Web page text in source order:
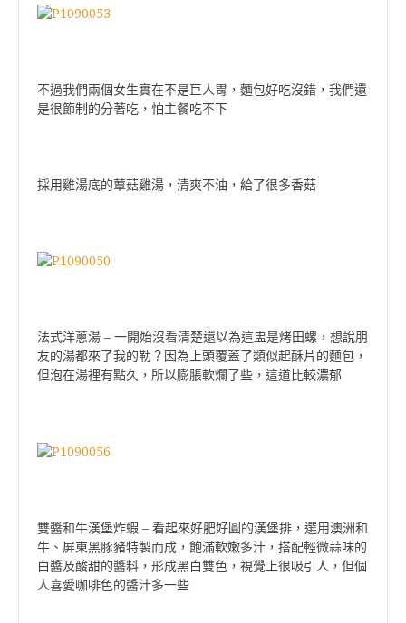
不過我們兩個女生實在不是巨人胃，麵包好吃沒錯，我們還
是很節制的分著吃，怕主餐吃不下
採用雞湯底的蕈菇雞湯，清爽不油，給了很多香菇
法式洋蔥湯 – 一開始沒看清楚還以為這盅是烤田螺，想說朋
友的湯都來了我的勒？因為上頭覆蓋了類似起酥片的麵包，
但泡在湯裡有點久，所以膨脹軟爛了些，這道比較濃郁
雙醬和牛漢堡炸蝦 – 看起來好肥好圓的漢堡排，選用澳洲和
牛、屏東黑豚豬特製而成，飽滿軟嫩多汁，搭配輕微蒜味的
白醬及酸甜的醬料，形成黑白雙色，視覺上很吸引人，但個
人喜愛咖啡色的醬汁多一些